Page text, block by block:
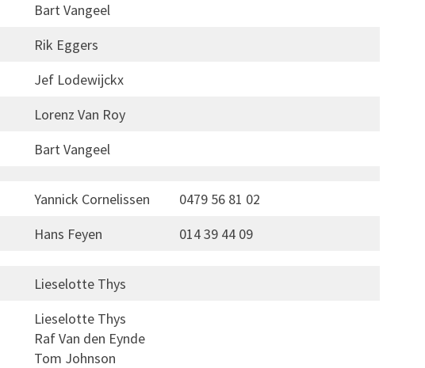
Bart Vangeel
Rik Eggers
Jef Lodewijckx
Lorenz Van Roy
Bart Vangeel
Yannick Cornelissen
0479 56 81 02
Hans Feyen 014 39 44 09
Lieselotte Thys
Lieselotte Thys
Raf Van den Eynde
Tom Johnson